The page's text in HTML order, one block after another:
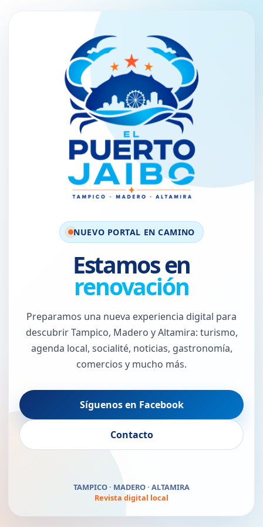
NUEVO PORTAL EN CAMINO
Estamos en
renovación
Preparamos una nueva experiencia digital para
descubrir Tampico, Madero y Altamira: turismo,
agenda local, socialité, noticias, gastronomía,
comercios y mucho más.
Síguenos en Facebook
Contacto
El Puerto Jaibo vuelve
pronto
TAMPICO · MADERO · ALTAMIRA
Revista digital local